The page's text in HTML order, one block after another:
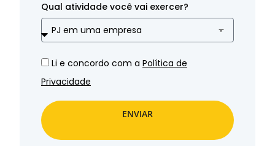
Qual atividade você vai exercer?
Li e concordo com a Política de
Privacidade
ENVIAR